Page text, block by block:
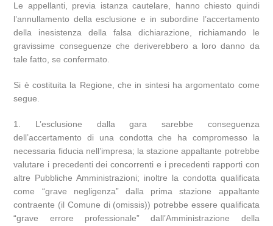
Le appellanti, previa istanza cautelare, hanno chiesto quindi
l’annullamento della esclusione e in subordine l’accertamento
della inesistenza della falsa dichiarazione, richiamando le
gravissime conseguenze che deriverebbero a loro danno da
tale fatto, se confermato.
Si è costituita la Regione, che in sintesi ha argomentato come
segue.
1. L’esclusione dalla gara sarebbe conseguenza
dell’accertamento di una condotta che ha compromesso la
necessaria fiducia nell’impresa; la stazione appaltante potrebbe
valutare i precedenti dei concorrenti e i precedenti rapporti con
altre Pubbliche Amministrazioni; inoltre la condotta qualificata
come “grave negligenza” dalla prima stazione appaltante
contraente (il Comune di (omissis)) potrebbe essere qualificata
“grave errore professionale” dall’Amministrazione della